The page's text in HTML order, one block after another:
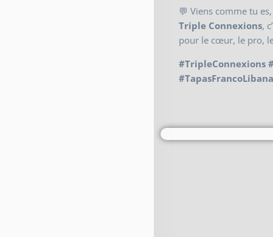
💬 Viens comme tu
Triple Connexions,
pour le cœur, le pro,
#TripleConnexions